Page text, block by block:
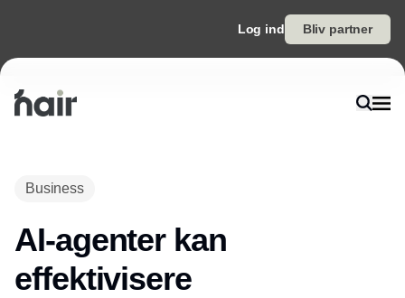
Log ind Bliv partner
Business
AI-agenter kan
effektivisere